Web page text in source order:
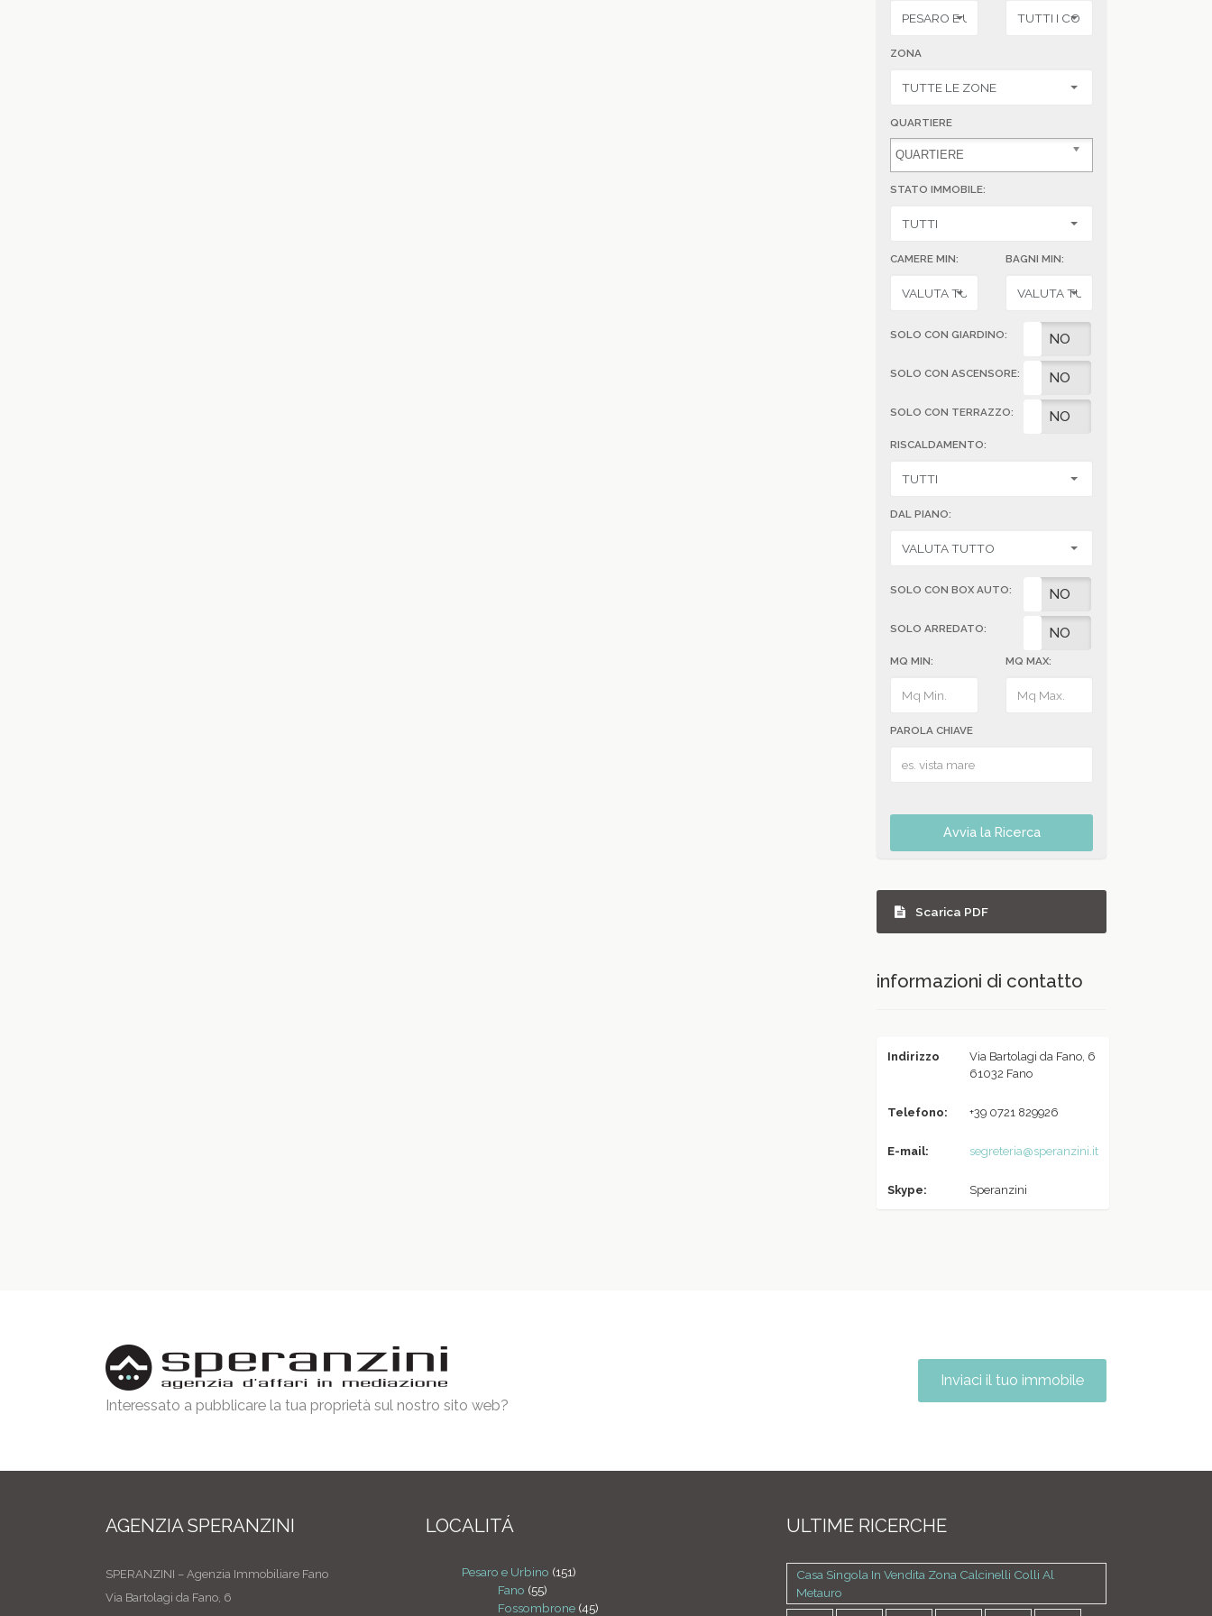
ZONA
QUARTIERE
STATO IMMOBILE:
CAMERE MIN: BAGNI MIN:
SOLO CON GIARDINO:
SI NO
SOLO CON ASCENSORE:
SI NO
SOLO CON TERRAZZO:
SI NO
RISCALDAMENTO:
DAL PIANO:
SOLO CON BOX AUTO:
SI NO
SOLO ARREDATO:SI NO
MQ MIN: MQ MAX:
PAROLA CHIAVE
Avvia la Ricerca
Scarica PDF
informazioni di contatto
Indirizzo
Via Bartolagi da Fano, 6
61032 Fano
Telefono: +39 0721 829926
E-mail: segreteria@speranzini.it
Skype: Speranzini
Interessato a pubblicare la tua proprietà sul nostro sito web?
Inviaci il tuo immobile
AGENZIA SPERANZINI
SPERANZINI – Agenzia Immobiliare Fano
Via Bartolagi da Fano, 6
LOCALITÁ
Pesaro e Urbino (151)
Fano (55)
Fossombrone (45)
ULTIME RICERCHE
Casa Singola In Vendita Zona Calcinelli Colli Al
Metauro